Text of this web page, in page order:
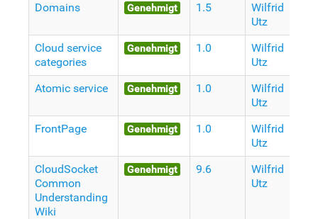
Domains
Genehmigt 1.5
Wilfrid
Utz
Cloud service
categories
Genehmigt 1.0
Wilfrid
Utz
Atomic service
Genehmigt 1.0
Wilfrid
Utz
FrontPage
Genehmigt 1.0
Wilfrid
Utz
CloudSocket
Common
Understanding
Wiki
Genehmigt 9.6
Wilfrid
Utz